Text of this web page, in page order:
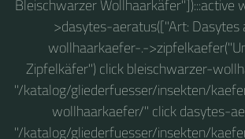
Bleischwarzer Wollhaarkäfer"]):::active
>dasytes-aeratus(["Art: Dasytes
wollhaarkaefer-.-
Zipfelkäfer") click bleischwarzer-
"/katalog/gliederfuesser/insekten/
wollhaarkaefer/" click dasytes-
"/katalog/gliederfuesser/insekten/